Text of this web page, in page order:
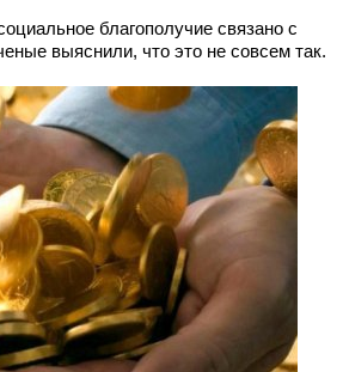
благополучие связано с
выяснили, что это не совсем так.